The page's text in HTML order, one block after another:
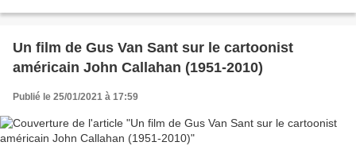
Un film de Gus Van Sant sur le cartoonist
américain John Callahan (1951-2010)
Publié le 25/01/2021 à 17:59